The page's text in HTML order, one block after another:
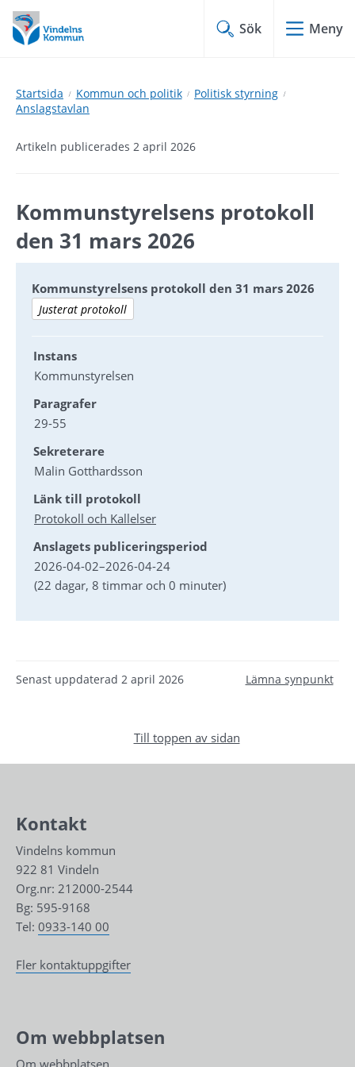
Hoppa
till
innehåll
Hoppa
till
undermeny
Sök Meny
Startsida Kommun och politik
Politisk styrning
Anslagstavlan
Artikeln publicerades 2 april 2026
Kommunstyrelsens protokoll
den 31 mars 2026
Kommunstyrelsens protokoll den 31 mars 2026
Justerat protokoll
Instans
Kommunstyrelsen
Paragrafer
29-55
Sekreterare
Malin Gotthardsson
Länk till protokoll
Protokoll och Kallelser
Anslagets publiceringsperiod
2026-04-02–2026-04-24
(22 dagar, 8 timmar och 0 minuter)
Senast uppdaterad 2 april 2026 Lämna synpunkt
Till toppen av sidan
Kontakt
Vindelns kommun
922 81 Vindeln
Org.nr: 212000-2544
Bg: 595-9168
Tel: 0933-140 00
Fler kontaktuppgifter
Om webbplatsen
Om webbplatsen